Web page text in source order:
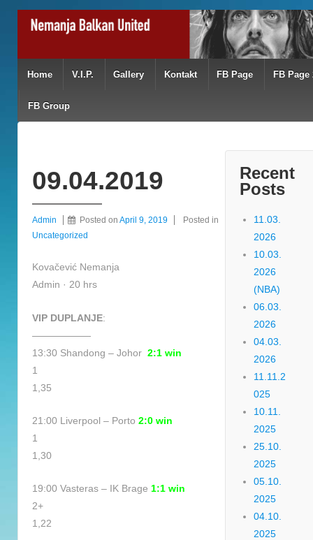
Home V.I.P. Gallery Kontakt FB Page FB Page
FB Group
09.04.2019
Admin Posted on April 9, 2019
Posted in
Uncategorized
Kovačević Nemanja
Admin · 20 hrs
VIP DUPLANJE:
——————
13:30 Shandong – Johor 2:1 win
1
1,35
21:00 Liverpool – Porto 2:0 win
1
1,30
19:00 Vasteras – IK Brage 1:1 win
2+
1,22
Recent
Posts
11.03.
2026
10.03.
2026
(NBA)
06.03.
2026
04.03.
2026
11.11.2
025
10.11.
2025
25.10.
2025
05.10.
2025
04.10.
2025